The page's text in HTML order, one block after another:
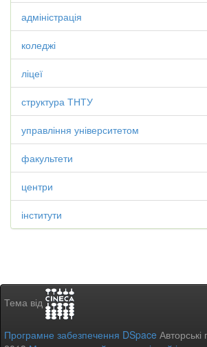
адміністрація
коледжі
ліцеї
структура ТНТУ
управління університетом
факультети
центри
інститути
Тема від
Програмне забезпечення DSpace